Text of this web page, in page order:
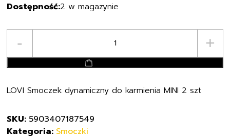
2 w magazynie
-
LOVI
Smoczek
dynamiczny
karmienia
2
szt
+
LOVI Smoczek dynamiczny do karmienia MINI 2 szt
SKU: 5903407187549
Kategoria: Smoczki